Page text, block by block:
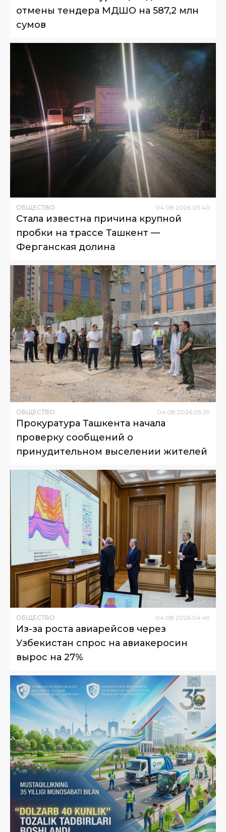
отмены тендера МДШО на 587,2 млн
сумов
ОБЩЕСТВО 04.08.2026 05:40
Стала известна причина крупной
пробки на трассе Ташкент —
Ферганская долина
ОБЩЕСТВО 04.08.2026 05:29
Прокуратура Ташкента начала
проверку сообщений о
принудительном выселении жителей
ОБЩЕСТВО 04 08 2026 04:49
Из-за роста авиарейсов через
Узбекистан спрос на авиакеросин
вырос на 27%